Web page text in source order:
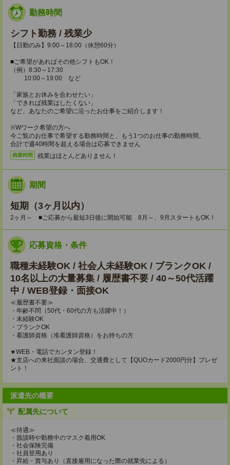
勤務時間
シフト勤務 / 残業少
【日勤のみ】9:00～18:00（休憩60分）
■ご希望があればその他シフトもOK！
（例）8:30～17:30
10:00～19:00 など
「家族とお休みを合わせたい」
「できれば残業はしたくない」
など、あなたのご希望に沿ったお仕事をご紹介します！
※Wワーク希望の方へ
今ご覧のお仕事で希望する勤務時間と、もう1つのお仕事の勤務時間。
合計で週40時間を超える場合は応募できません
残業時間 残業はほとんどありません！
期間
短期（3ヶ月以内）
2ヶ月～ ■ご応募から最短3日後に開始可能 8月～、9月スタートもOK！
応募資格・条件
職種未経験OK / 社会人未経験OK / ブランクOK /
10名以上の大量募集 / 履歴書不要 / 40～50代活躍
中 / WEB登録・面接OK
≪履歴書不要≫
・年齢不問（50代・60代の方も活躍中！）
・未経験OK
・ブランクOK
・看護師資格（准看護師資格）をお持ちの方
★WEB・電話でカンタン登録！
★支店への来社面談の場合、交通費として【QUOカード2000円分】プレゼ
ント！
派遣先の概要
配属先について
≪待遇≫
・面談時や勤務中のマスク着用OK
・社会保険完備
・社員登用あり
・昇給・賞与あり（直接雇用になった際の就業先による）